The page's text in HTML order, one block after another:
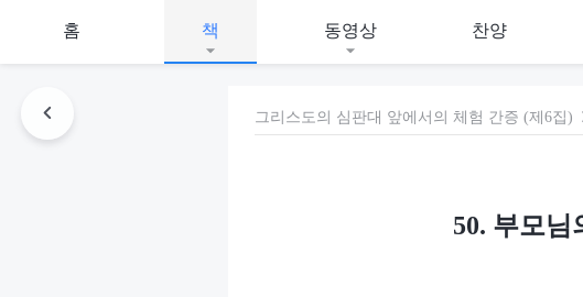
홈 책 동영상 찬양
그리스도의 심판대 앞에서의 체험 간증 (제6집)
50. 부모